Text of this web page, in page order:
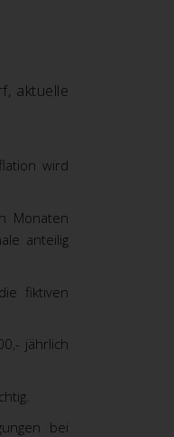
aktuelle
wird
Monaten
anteilig
fiktiven
jährlich
bei